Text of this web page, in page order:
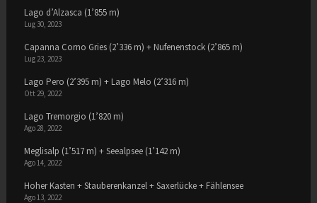
Lago d’Alzasca (1’855 m)
Lug 30, 2023
Capanna Corno Gries (2’336 m) + Nufenenstock (2’865 m)
Lug 23, 2023
Lago Pero (2’395 m) + Lago Melo (2’316 m)
Ott 29, 2022
Lago Tremorgio (1’820 m)
Ago 28, 2022
Meglisalp (1’517 m) + Seealpsee (1’142 m)
Ago 14, 2022
Hoher Kasten + Stauberenkanzel + Saxerlücke + Fählensee
Ago 13, 2022